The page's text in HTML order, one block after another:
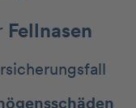
Fellnasen